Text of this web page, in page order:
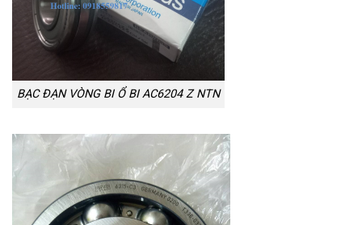
BẠC ĐẠN VÒNG BI Ổ BI AC6204 Z NTN